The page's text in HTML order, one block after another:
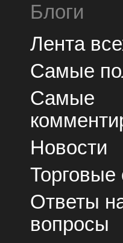
Блоги
Лента
Самые
Самые
Новости
Торговые
Ответы
вопросы